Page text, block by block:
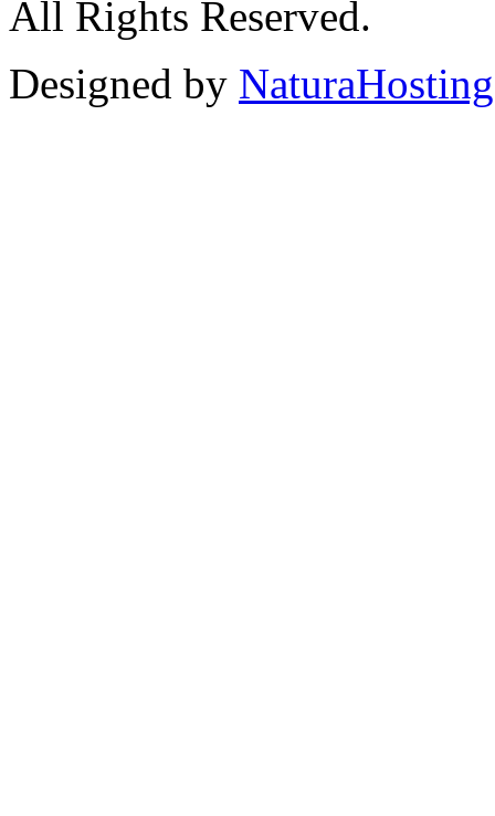
All Rights Reserved.
Designed by NaturaHosting